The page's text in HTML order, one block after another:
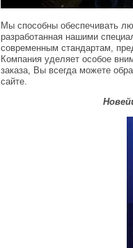
Мы способны обеспечивать
разработанная нашими
современным стандартам,
Компания уделяет особое
заказа, Вы всегда можете
сайте.